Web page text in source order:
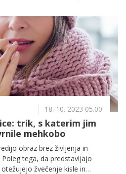
ukrajinska manikura
18. 10. 2023 05.00
trik, s katerim jim
mehkobo
obraz brez življenja in
tega, da predstavljajo
žvečenje kisle in